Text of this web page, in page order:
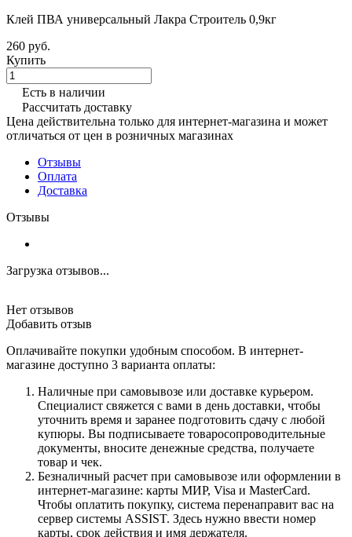
Клей ПВА универсальный Лакра Строитель 0,9кг
260 руб.
Купить
Есть в наличии
Рассчитать доставку
Цена действительна только для интернет-магазина и может
отличаться от цен в розничных магазинах
Отзывы
Оплата
Доставка
Отзывы
Загрузка отзывов...
Нет отзывов
Добавить отзыв
Оплачивайте покупки удобным способом. В интернет-
магазине доступно 3 варианта оплаты:
Наличные при самовывозе или доставке курьером.
Специалист свяжется с вами в день доставки, чтобы
уточнить время и заранее подготовить сдачу с любой
купюры. Вы подписываете товаросопроводительные
документы, вносите денежные средства, получаете
товар и чек.
Безналичный расчет при самовывозе или оформлении в
интернет-магазине: карты МИР, Visa и MasterCard.
Чтобы оплатить покупку, система перенаправит вас на
сервер системы ASSIST. Здесь нужно ввести номер
карты, срок действия и имя держателя.